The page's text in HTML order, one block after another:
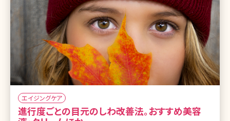
エイジングケア
進行度ごとの目元のしわ改善法。おすすめ美容